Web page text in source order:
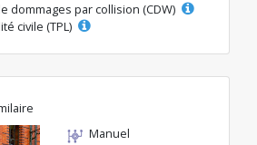
dommages par collision (CDW)
civile (TPL)
Manuel